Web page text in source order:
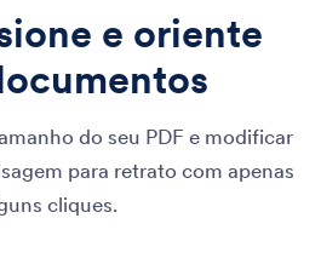
e oriente
do seu PDF e modificar
para retrato com apenas
cliques.